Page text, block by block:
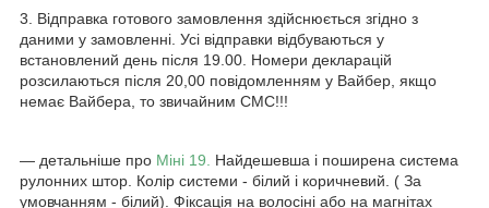
3. Відправка готового замовлення здійснюється згідно з
даними у замовленні. Усі відправки відбуваються у
встановлений день після 19.00. Номери декларацій
розсилаються після 20,00 повідомленням у Вайбер, якщо
немає Вайбера, то звичайним СМС!!!
― детальніше про Міні 19. Найдешевша і поширена система
рулонних штор. Колір системи - білий і коричневий. ( За
умовчанням - білий). Фіксація на волосіні або на магнітах